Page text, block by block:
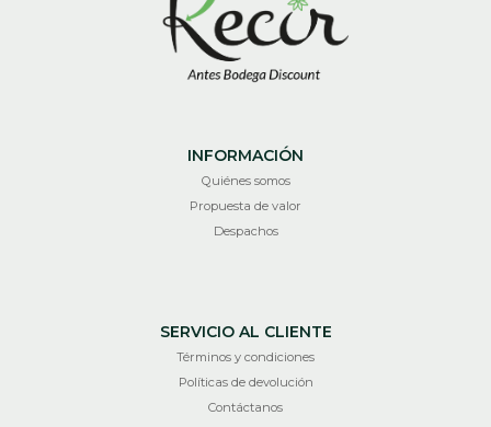
INFORMACIÓN
Quiénes somos
Propuesta de valor
Despachos
SERVICIO AL CLIENTE
Términos y condiciones
Políticas de devolución
Contáctanos